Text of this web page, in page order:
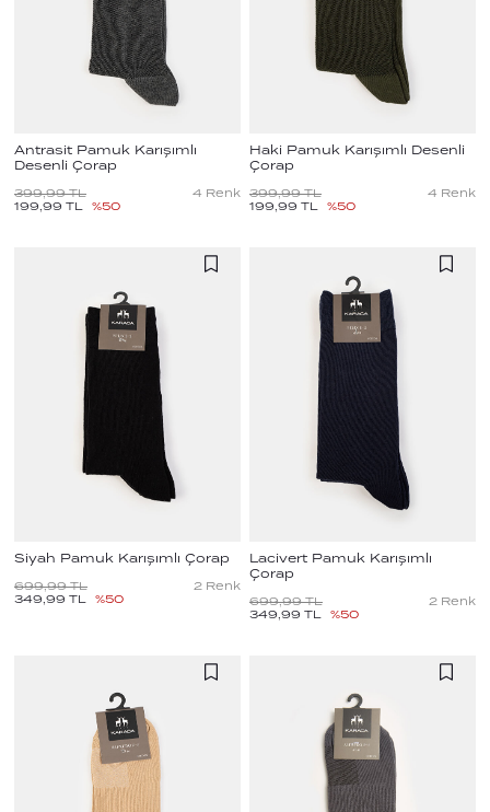
Antrasit Pamuk Karışımlı
Desenli Çorap
399,99 TL
199,99 TL %50
4 Renk
Haki Pamuk Karışımlı Desenli
Çorap
399,99 TL
199,99 TL %50
4 Renk
Siyah Pamuk Karışımlı Çorap
699,99 TL
349,99 TL %50
2 Renk
Lacivert Pamuk Karışımlı
Çorap
699,99 TL
349,99 TL %50
2 Renk